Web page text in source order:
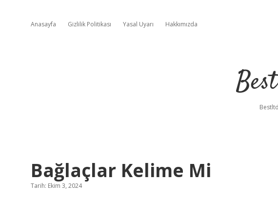
Anasayfa Gizlilik Politikası Yasal Uyarı Hakkımızda
Bağlaçlar Kelime Mi
Tarih: Ekim 3, 2024